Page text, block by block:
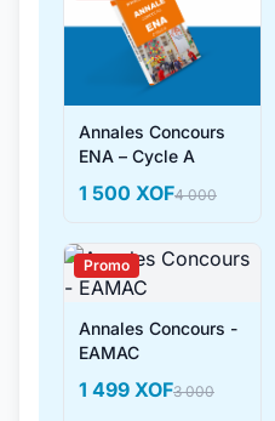
Annales Concours
ENA – Cycle A
1 500 XOF4 000
Promo
Annales Concours -
EAMAC
1 499 XOF3 000